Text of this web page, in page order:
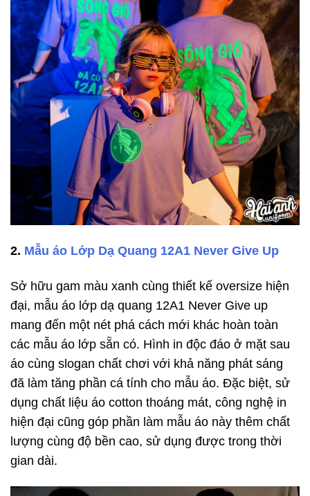
2. Mẫu áo Lớp Dạ Quang 12A1 Never Give Up
Sở hữu gam màu xanh cùng thiết kế oversize hiện
đại, mẫu áo lớp dạ quang 12A1 Never Give up
mang đến một nét phá cách mới khác hoàn toàn
các mẫu áo lớp sẵn có. Hình in độc đáo ở mặt sau
áo cùng slogan chất chơi với khả năng phát sáng
đã làm tăng phần cá tính cho mẫu áo. Đặc biệt, sử
dụng chất liệu áo cotton thoáng mát, công nghệ in
hiện đại cũng góp phần làm mẫu áo này thêm chất
lượng cùng độ bền cao, sử dụng được trong thời
gian dài.